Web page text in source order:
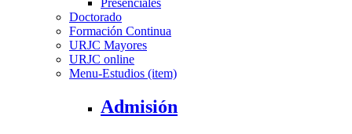
Doctorado
Formación Continua
URJC Mayores
URJC online
Menu-Estudios (item)
Admisión